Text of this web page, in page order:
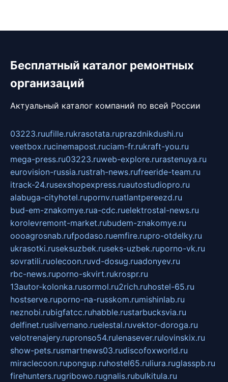
Бесплатный каталог ремонтных
организаций
Актуальный каталог компаний по всей России
03223.ruufille.rukrasotata.ruprazdnikdushi.ru
veetbox.rucinemapost.ruciam-fr.rukraft-you.ru
mega-press.ru03223.ruweb-explore.rurastenuya.ru
eurovision-russia.rustrah-news.rufreeride-team.ru
itrack-24.rusexshopexpress.ruautostudiopro.ru
alabuga-cityhotel.rupornv.ruatlantpereezd.ru
bud-em-znakomye.rua-cdc.ruelektrostal-news.ru
korolevremont-market.rubudem-znakomye.ru
oooagrosnab.rufpodaso.ruemfire.rupro-otdelky.ru
ukrasotki.ruseksuzbek.ruseks-uzbek.ruporno-vk.ru
sovratili.ruolecoon.ruvd-dosug.ruadonyev.ru
rbc-news.ruporno-skvirt.rukrospr.ru
13autor-kolonka.rusormol.ru2rich.ruhostel-65.ru
hostserve.ruporno-na-russkom.rumishinlab.ru
neznobi.rubigfatcc.ruhabble.rustarbucksvia.ru
delfinet.rusilvernano.ruelestal.ruvektor-doroga.ru
velotrenajery.rupronso54.rulenasever.rulovinskix.ru
show-pets.rusmartnews03.rudiscofoxworld.ru
miraclecoon.rupongup.ruhostel65.ruliura.ruglasspb.ru
firehunters.rugribowo.rugnalis.rubulkitula.ru